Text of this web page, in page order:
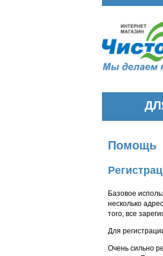
Помощь
Базовое
несколько
того, все
Для
Очень сильно